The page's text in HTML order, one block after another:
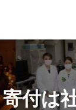
寄付は